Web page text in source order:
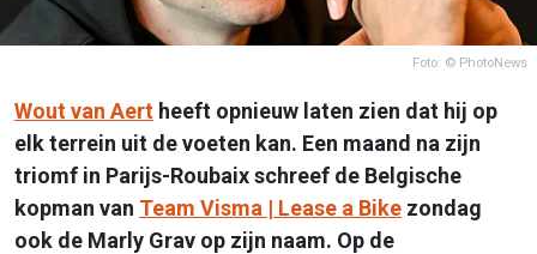
Foto: © PhotoNews
Wout van Aert heeft opnieuw laten zien dat hij op
elk terrein uit de voeten kan. Een maand na zijn
triomf in Parijs-Roubaix schreef de Belgische
kopman van Team Visma | Lease a Bike zondag
ook de Marly Grav op zijn naam. Op de